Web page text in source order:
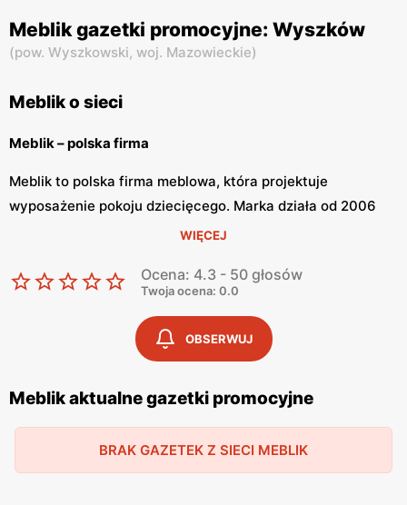
Meblik gazetki promocyjne: Wyszków
(pow. Wyszkowski, woj. Mazowieckie)
Meblik o sieci
Meblik – polska firma
Meblik to polska firma meblowa, która projektuje
wyposażenie pokoju dziecięcego. Marka działa od 2006
roku. Meblik korzysta z nowoczesnych technologii oraz
dzieci. Dzięki takim i innym działaniom firma jest
doceniana na cłąym świecie.
Meblik – meble dla dzieci
ofercie znajdziemy meble dostosowane zarówno do
niemowlaka jak i nastolatka. Każda kolekcja jest inna i
niepowtarzalna, dzięki czemu dziecko będzie mogło
wyrazić siebie przez wystrój swojego pokoju. Oprócz
WIĘCEJ
Ocena: 4.3 - 50 głosów
Twoja ocena: 0.0
OBSERWUJ
Meblik aktualne gazetki promocyjne
BRAK GAZETEK Z SIECI MEBLIK